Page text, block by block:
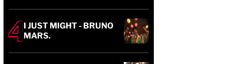
I JUST MIGHT - BRUNO
MARS.